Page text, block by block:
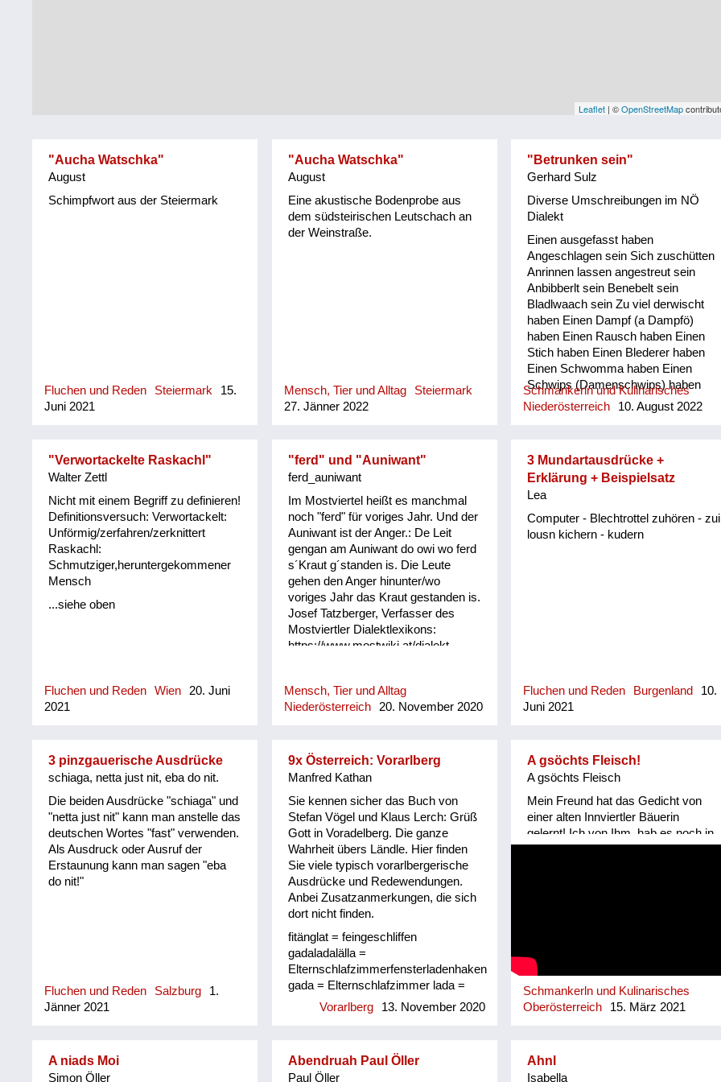
Leaflet | ©OpenStreetMap
"Aucha Watschka"
August
Schimpfwort aus der Steiermark
Fluchen und Reden Steiermark
15.
Juni 2021
"Aucha Watschka"
August
Eine akustische Bodenprobe aus
dem südsteirischen Leutschach an
der Weinstraße.
Mensch, Tier und Alltag
Steiermark
27. Jänner 2022
"Betrunken sein"
Gerhard Sulz
Diverse Umschreibungen im NÖ
Dialekt
Einen ausgefasst haben
Angeschlagen sein Sich zuschütten
Anrinnen lassen angestreut sein
Anbibberlt sein Benebelt sein
Bladlwaach sein Zu viel derwischt
haben Einen Dampf (a Dampfö)
haben Einen Rausch haben Einen
Stich haben Einen Blederer haben
Einen Schwomma haben Einen
Schwips (Damenschwips) haben
Einen in der Krone haben Einen
Tampas haben Einen Surrer haben
sitzen haben Einen picken haben
Einen hocken haben Sich einen
angezüchtet haben Angebledert sein
Eine Fettn, Restfettn haben Fett wie
a Häusltschik Tutti completti sein
angekübelt sein Angestochen sein
versumpft...
Schmankerln und Kulinarisches
Niederösterreich
10. August 2022
"Verwortackelte Raskachl"
Walter Zettl
Nicht mit einem Begriff zu definieren!
Definitionsversuch: Verwortackelt:
Unförmig/zerfahren/zerknittert
Raskachl:
Schmutziger,heruntergekommener
Mensch
...siehe oben
Fluchen und Reden Wien
20. Juni
2021
"ferd" und "Auniwant"
ferd_auniwant
Im Mostviertel heißt es manchmal
noch "ferd" für voriges Jahr. Und der
Auniwant ist der Anger.: De Leit
gengan am Auniwant do owi wo ferd
s´Kraut g´standen is. Die Leute
gehen den Anger hinunter/wo
voriges Jahr das Kraut gestanden is.
Josef Tatzberger, Verfasser des
Mostviertler Dialektlexikons:
https://www.mostwiki.at/dialekt
Mensch, Tier und Alltag
Niederösterreich
20. November 2020
3 Mundartausdrücke +
Erklärung + Beispielsatz
Lea
Computer - Blechtrottel zuhören - zui
lousn kichern - kudern
Fluchen und Reden Burgenland
10.
Juni 2021
3 pinzgauerische Ausdrücke
schiaga, netta just nit, eba do nit.
Die beiden Ausdrücke "schiaga" und
"netta just nit" kann man anstelle das
deutschen Wortes "fast" verwenden.
Als Ausdruck oder Ausruf der
Erstaunung kann man sagen "eba
do nit!"
Fluchen und Reden Salzburg
1.
Jänner 2021
9x Österreich: Vorarlberg
Manfred Kathan
Sie kennen sicher das Buch von
Stefan Vögel und Klaus Lerch: Grüß
Gott in Voradelberg. Die ganze
Wahrheit übers Ländle. Hier finden
Sie viele typisch vorarlbergerische
Ausdrücke und Redewendungen.
Anbei Zusatzanmerkungen, die sich
dort nicht finden.
fitänglat = feingeschliffen
gadaladalälla =
Elternschlafzimmerfensterladenhaken
gada = Elternschlafzimmer lada =
(Fenster)laden lälla = Haken dure =
hinüber gschtocha da bock am
am Sack gestochen", d.h. eine
Vorarlberg 13. November 2020
A gsöchts Fleisch!
A gsöchts Fleisch
Mein Freund hat das Gedicht von
einer alten Innviertler Bäuerin
gelernt! Ich von Ihm, hab es noch in
Schmankerln und Kulinarisches
Oberösterreich
15. März 2021
A niads Moi
Simon Öller
Abendruah Paul Öller
Paul Öller
Ahnl
Isabella